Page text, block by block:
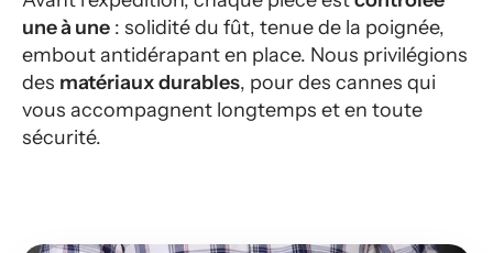
une à une : solidité du fût, tenue de la poignée,
embout antidérapant en place. Nous privilégions
des matériaux durables, pour des cannes qui
vous accompagnent longtemps et en toute
sécurité.